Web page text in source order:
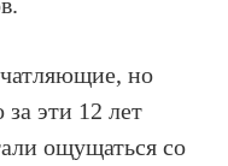
но
за эти 12 лет
ощущаться со